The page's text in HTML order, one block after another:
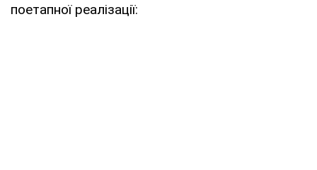
поетапної реалізації: